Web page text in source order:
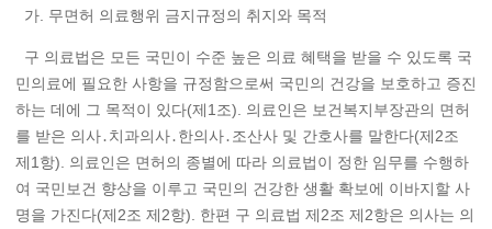
가. 무면허 의료행위 금지규정의 취지와 목적
구 의료법은 모든 국민이 수준 높은 의료 혜택을 받을 수 있도록 국
민의료에 필요한 사항을 규정함으로써 국민의 건강을 보호하고 증진
하는 데에 그 목적이 있다(제1조). 의료인은 보건복지부장관의 면허
를 받은 의사․치과의사․한의사․조산사 및 간호사를 말한다(제2조
제1항). 의료인은 면허의 종별에 따라 의료법이 정한 임무를 수행하
여 국민보건 향상을 이루고 국민의 건강한 생활 확보에 이바지할 사
명을 가진다(제2조 제2항). 한편 구 의료법 제2조 제2항은 의사는 의